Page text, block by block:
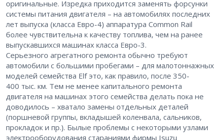
оригинальные. Изредка приходится заменять форсунки
системы питания двигателя – на автомобилях последних
лет выпуска (класса Евро-4) аппаратура Common Rail
более чувствительна к качеству топлива, чем на ранее
выпускавшихся машинах класса Евро-3.
Серьезного агрегатного ремонта обычно требуют
автомобили с большими пробегами – для малотоннажных
моделей семейства Elf это, как правило, после 350-
400 тыс. км. Тем не менее капитального ремонта
двигателя на машинах этого семейства делать пока не
доводилось – хватало замены отдельных деталей
(поршневой группы, вкладышей коленвала, сальников,
прокладок и пр.). Былые проблемы с некоторыми узлами
электрооборудования стараниями фирмы Isuzu